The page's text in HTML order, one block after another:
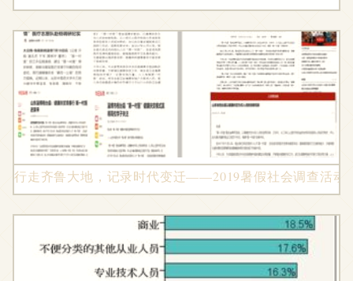
行走齐鲁大地，记录时代变迁——2019暑假社会调查活动